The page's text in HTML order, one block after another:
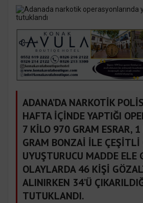
ADANA’DA NARKOTİK
HAFTA İÇİNDE YAPTIĞI
7 KİLO 970 GRAM ESRAR,
GRAM BONZAİ İLE ÇEŞİTLİ
UYUŞTURUCU MADDE ELE
OLAYLARDA 46 KİŞİ
ALINIRKEN 34’Ü
TUTUKLANDI.